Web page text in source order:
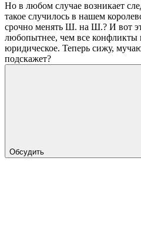
Но в любом случае возникает
такое случилось в нашем
срочно менять Ш. на Ш.? И вот
любопытнее, чем все конфликты
юридическое. Теперь сижу,
подскажет?
Обсудить